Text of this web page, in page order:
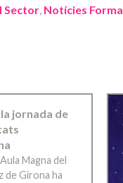
Sector, Notícies
jornada de
Magna del
de Girona ha